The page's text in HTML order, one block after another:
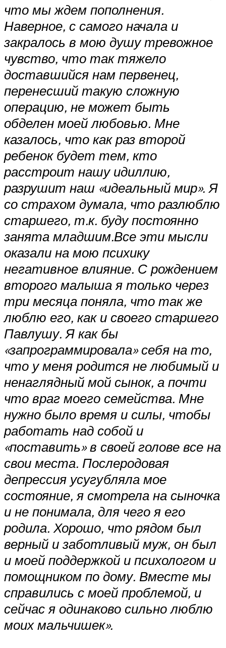
что мы ждем пополнения.
Наверное, с самого начала и
закралось в мою душу тревожное
чувство, что так тяжело
доставшийся нам первенец,
перенесший такую сложную
операцию, не может быть
обделен моей любовью. Мне
казалось, что как раз второй
ребенок будет тем, кто
расстроит нашу идиллию,
разрушит наш «идеальный мир». Я
со страхом думала, что разлюблю
старшего, т.к. буду постоянно
занята младшим.Все эти мысли
оказали на мою психику
негативное влияние. С рождением
второго малыша я только через
три месяца поняла, что так же
люблю его, как и своего старшего
Павлушу. Я как бы
«запрограммировала» себя на то,
что у меня родится не любимый и
ненаглядный мой сынок, а почти
что враг моего семейства. Мне
нужно было время и силы, чтобы
работать над собой и
«поставить» в своей голове все на
свои места. Послеродовая
депрессия усугубляла мое
состояние, я смотрела на сыночка
и не понимала, для чего я его
родила. Хорошо, что рядом был
верный и заботливый муж, он был
и моей поддержкой и психологом и
помощником по дому. Вместе мы
справились с моей проблемой, и
сейчас я одинаково сильно люблю
моих мальчишек».